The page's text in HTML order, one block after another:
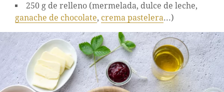
250 g de relleno (mermelada, dulce de leche,
ganache de chocolate, crema pastelera...)